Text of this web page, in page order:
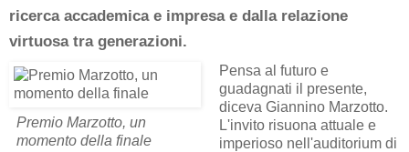
ricerca accademica e impresa e dalla relazione
virtuosa tra generazioni.
Premio Marzotto, un
momento della finale
Pensa al futuro e
guadagnati il presente,
diceva Giannino Marzotto.
L'invito risuona attuale e
imperioso nell'auditorium di